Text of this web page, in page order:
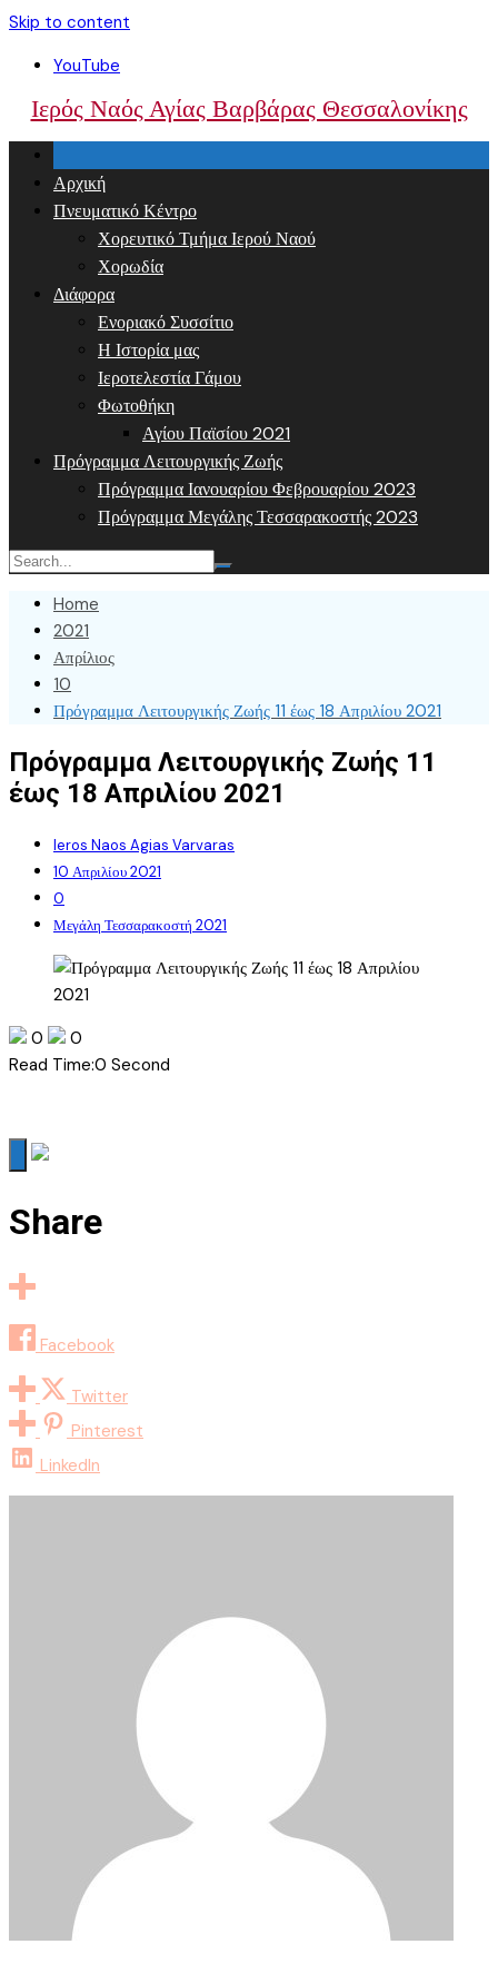
Skip to content
YouTube
Ιερός Ναός Αγίας Βαρβάρας Θεσσαλονίκης
Αρχική
Πνευματικό Κέντρο
Χορευτικό Τμήμα Ιερού Ναού
Χορωδία
Διάφορα
Ενοριακό Συσσίτιο
Η Ιστορία μας
Ιεροτελεστία Γάμου
Φωτοθήκη
Αγίου Παϊσίου 2021
Πρόγραμμα Λειτουργικής Ζωής
Πρόγραμμα Ιανουαρίου Φεβρουαρίου 2023
Πρόγραμμα Μεγάλης Τεσσαρακοστής 2023
Home
2021
Απρίλιος
10
Πρόγραμμα Λειτουργικής Ζωής 11 έως 18 Απριλίου 2021
Πρόγραμμα Λειτουργικής Ζωής 11
έως 18 Απριλίου 2021
Ieros Naos Agias Varvaras
10 Απριλίου 2021
0
Μεγάλη Τεσσαρακοστή 2021
0
0
Read Time:0 Second
Share
Facebook
Twitter
Pinterest
LinkedIn